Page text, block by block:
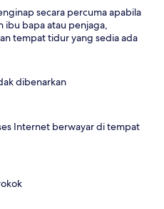
secara percuma apabila
ibu bapa atau penjaga,
tempat tidur yang sedia ada
dibenarkan
Internet berwayar di tempat